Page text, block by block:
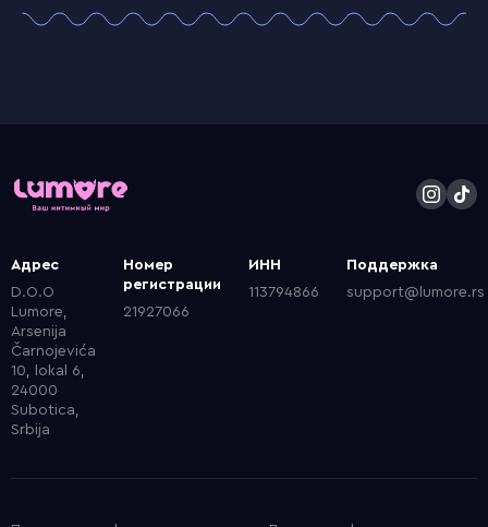
Адрес
D.O.O
Lumore,
Arsenija
Čarnojevića
10, lokal 6,
24000
Subotica,
Srbija
Номер
регистрации
21927066
ИНН
113794866
Поддержка
support@lumore.rs